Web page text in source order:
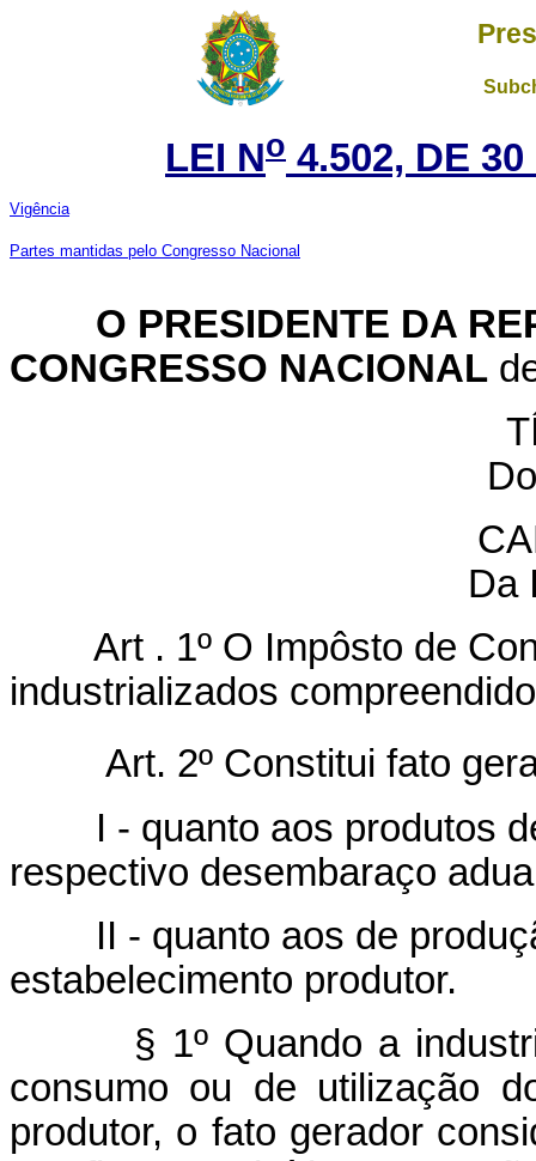
LEI No 4.502, DE
Vigência
Partes mantidas pelo Congresso Nacional
O PRESIDENTE DA
CONGRESSO NACIONAL
Da
Art . 1º O Impôsto de
industrializados
Art. 2º Constitui fato
I - quanto aos produtos
respectivo desembaraço
II - quanto aos de
estabelecimento produtor.
§ 1º Quando a
consumo ou de utilização
produtor, o fato gerador